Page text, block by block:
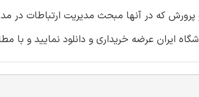
که در آنها مبحث مدیریت ارتباطات در
ایران عرضه خریداری و دانلود نمایید و با